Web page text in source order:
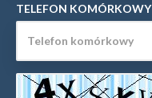
TELEFON KOMÓRKOWY